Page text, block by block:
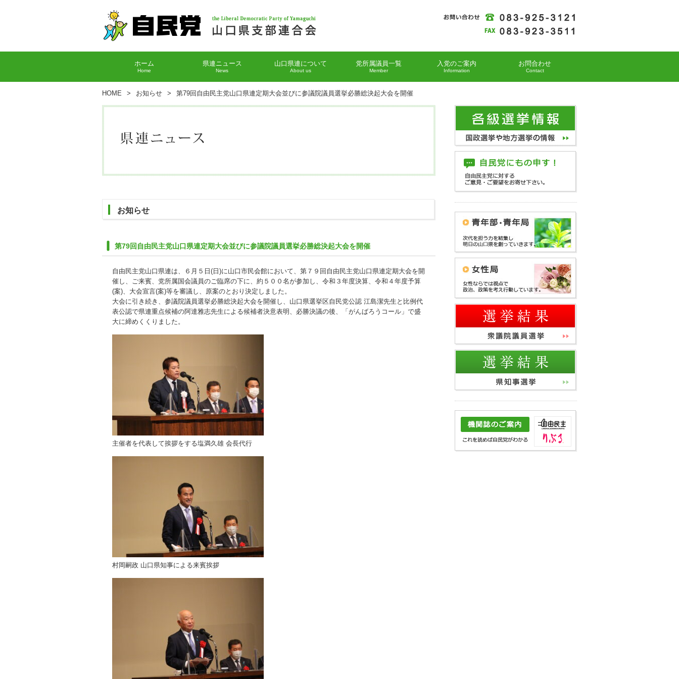
ホーム
Home
県連ニュース
News
山口県連について
About us
党所属議員一覧
Member
入党のご案内
Information
お問合わせ
Contact
HOME > お知らせ > 第79回自由民主党山口県連定期大会並びに参議院議員選挙必勝総決起大会を開催
お知らせ
第79回自由民主党山口県連定期大会並びに参議院議員選挙必勝総決起大会を開催
自由民主党山口県連は、６月５日(日)に山口市民会館において、第７９回自由民主党山口県連定期大会を開
催し、ご来賓、党所属国会議員のご臨席の下に、約５００名が参加し、令和３年度決算、令和４年度予算
(案)、大会宣言(案)等を審議し、原案のとおり決定しました。
大会に引き続き、参議院議員選挙必勝総決起大会を開催し、山口県選挙区自民党公認 江島潔先生と比例代
表公認で県連重点候補の阿達雅志先生による候補者決意表明、必勝決議の後、「がんばろうコール」で盛
大に締めくくりました。
主催者を代表して挨拶をする塩満久雄 会長代行
村岡嗣政 山口県知事による来賓挨拶